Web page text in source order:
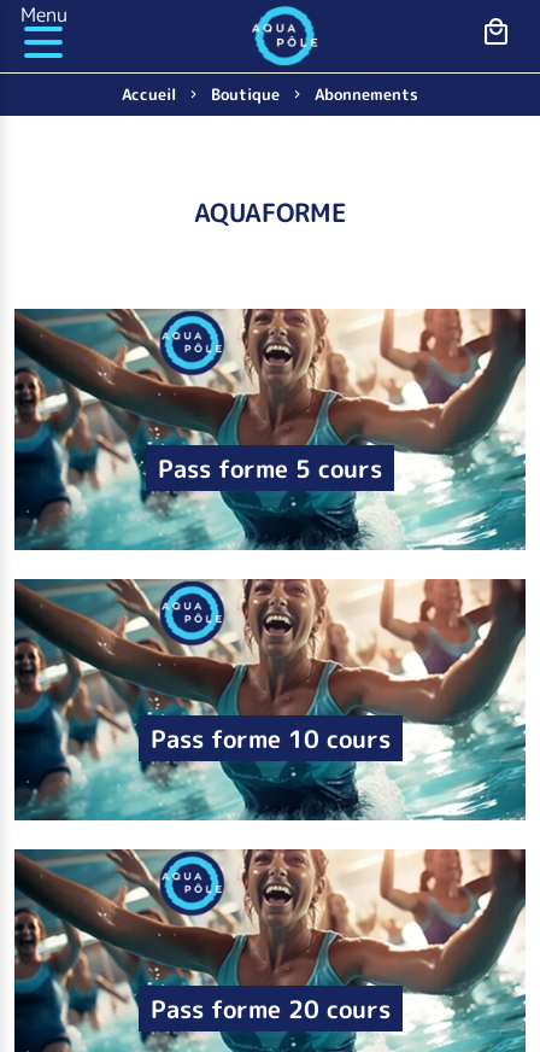
Panneau de gestion des cookies
Menu
Accueil Boutique Abonnements
AQUAFORME
Pass forme 5 cours
Pass forme 10 cours
Pass forme 20 cours